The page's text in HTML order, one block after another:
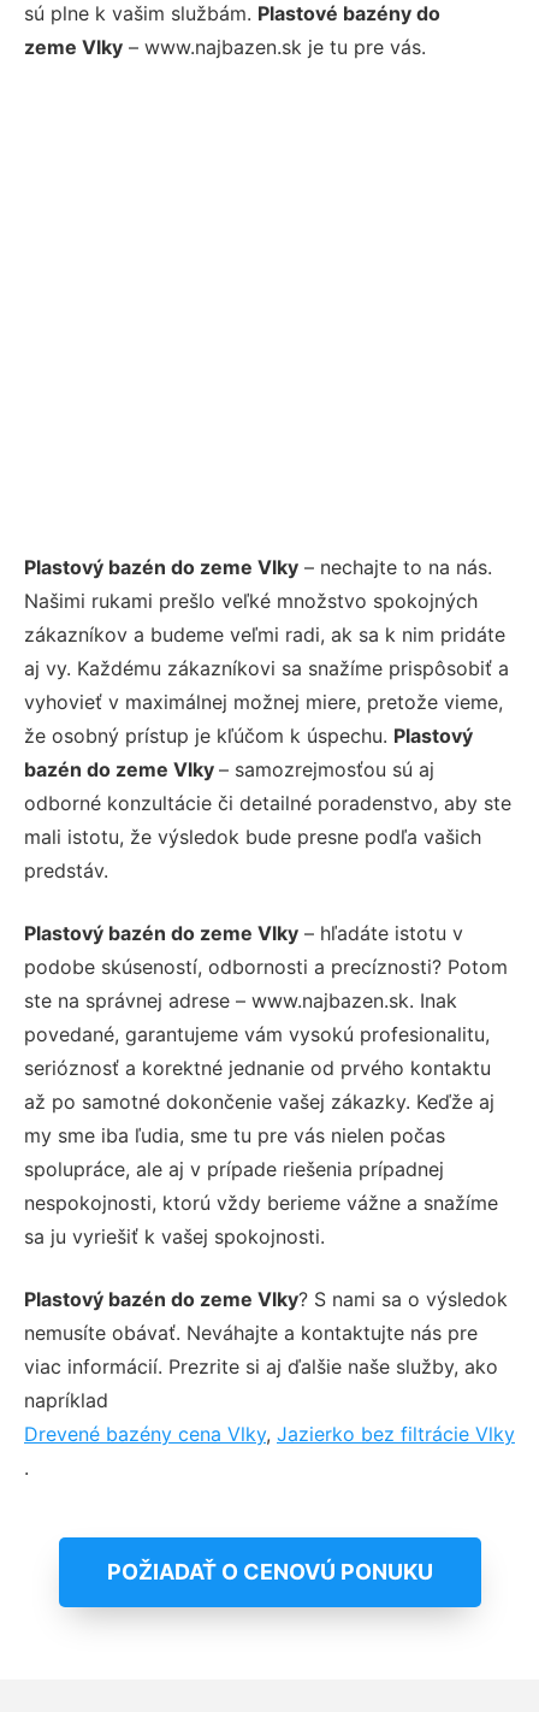
sú plne k vašim službám. Plastové bazény do
zeme Vlky – www.najbazen.sk je tu pre vás.
Plastový bazén do zeme Vlky – nechajte to na nás.
Našimi rukami prešlo veľké množstvo spokojných
zákazníkov a budeme veľmi radi, ak sa k nim pridáte
aj vy. Každému zákazníkovi sa snažíme prispôsobiť a
vyhovieť v maximálnej možnej miere, pretože vieme,
že osobný prístup je kľúčom k úspechu. Plastový
bazén do zeme Vlky – samozrejmosťou sú aj
odborné konzultácie či detailné poradenstvo, aby ste
mali istotu, že výsledok bude presne podľa vašich
predstáv.
Plastový bazén do zeme Vlky – hľadáte istotu v
podobe skúseností, odbornosti a precíznosti? Potom
ste na správnej adrese – www.najbazen.sk. Inak
povedané, garantujeme vám vysokú profesionalitu,
serióznosť a korektné jednanie od prvého kontaktu
až po samotné dokončenie vašej zákazky. Keďže aj
my sme iba ľudia, sme tu pre vás nielen počas
spolupráce, ale aj v prípade riešenia prípadnej
nespokojnosti, ktorú vždy berieme vážne a snažíme
sa ju vyriešiť k vašej spokojnosti.
Plastový bazén do zeme Vlky? S nami sa o výsledok
nemusíte obávať. Neváhajte a kontaktujte nás pre
viac informácií. Prezrite si aj ďalšie naše služby, ako
napríklad
Drevené bazény cena Vlky, Jazierko bez filtrácie Vlky
.
POŽIADAŤ O CENOVÚ PONUKU